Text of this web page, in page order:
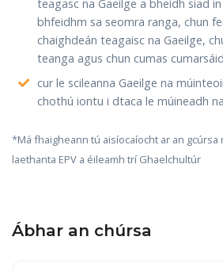
teagasc na Gaeilge a bheidh siad
bhfeidhm sa seomra ranga, chun
chaighdeán teagaisc na Gaeilge,
teanga agus chun cumas
cur le scileanna Gaeilge na
chothú iontu i dtaca le múineadh
*Má fhaigheann tú aisíocaíocht ar an
laethanta EPV a éileamh trí Ghaelchultúr
Ábhar an chúrsa